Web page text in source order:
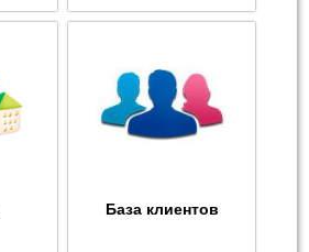
База клиентов